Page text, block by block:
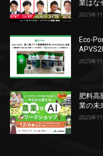
業はな
2025年
Eco-
2025年
肥料高
業の未
2025年